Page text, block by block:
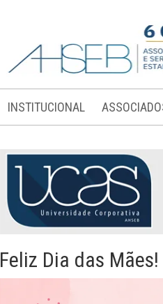
INSTITUCIONAL
Feliz Dia das Mães!